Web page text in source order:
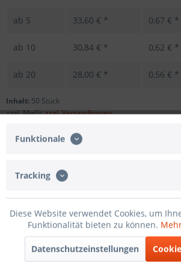
ab 5 33,60 € * 0,67 €
ab 10 30,84 € * 0,62 €
ab 20 28,00 € * 0,56 €
Inhalt: 50 Stück
zzgl. MwSt.zzgl. Versandkosten
In den
Merken
Artikel-Nr.:
Funktionale
Tracking
Diese Website verwendet Cookies, um
Funktionalität bieten zu können.
Datenschutzeinstellungen